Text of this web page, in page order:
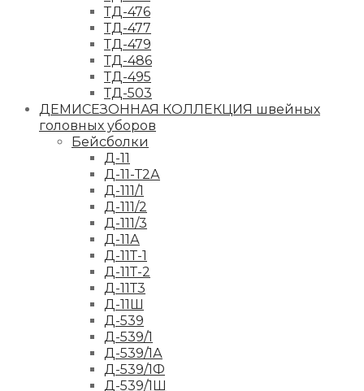
ТД-476
ТД-477
ТД-479
ТД-486
ТД-495
ТД-503
ДЕМИСЕЗОННАЯ КОЛЛЕКЦИЯ швейных
головных уборов
Бейсболки
Д-11
Д-11-Т2А
Д-111/1
Д-111/2
Д-111/3
Д-11А
Д-11Т-1
Д-11Т-2
Д-11Т3
Д-11Ш
Д-539
Д-539/1
Д-539/1А
Д-539/1Ф
Д-539/1Ш